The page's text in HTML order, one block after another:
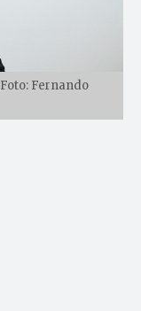
Fernando